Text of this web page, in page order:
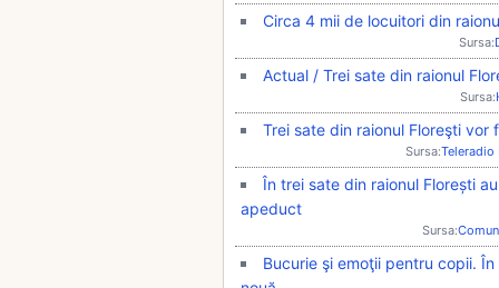
Circa 4 mii de locuitori din
Sursa:
Actual / Trei sate din raionul
Sursa:
Trei sate din raionul Floreşti
Sursa:
În trei sate din raionul Florești
apeduct
Sursa:
Bucurie şi emoţii pentru copii.